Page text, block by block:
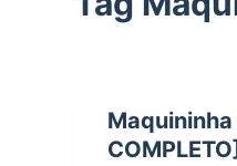
COMPLETO]